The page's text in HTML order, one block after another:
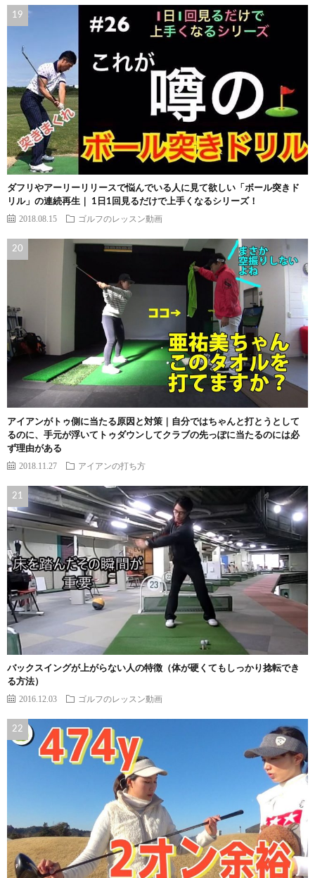
ダフリやアーリーリリースで悩んでいる人に見て欲しい「ボール突きド
リル」の連続再生｜ 1日1回見るだけで上手くなるシリーズ！
2018.08.15 ゴルフのレッスン動画
アイアンがトゥ側に当たる原因と対策｜自分ではちゃんと打とうとして
るのに、手元が浮いてトゥダウンしてクラブの先っぽに当たるのには必
ず理由がある
2018.11.27 アイアンの打ち方
バックスイングが上がらない人の特徴（体が硬くてもしっかり捻転でき
る方法）
2016.12.03 ゴルフのレッスン動画